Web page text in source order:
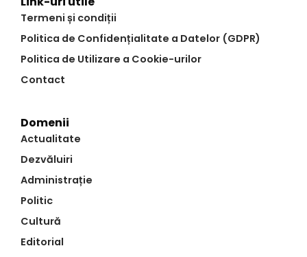
Termeni și condiții
Politica de Confidențialitate a Datelor (GDPR)
Politica de Utilizare a Cookie-urilor
Contact
Domenii
Actualitate
Dezvăluiri
Administrație
Politic
Cultură
Editorial